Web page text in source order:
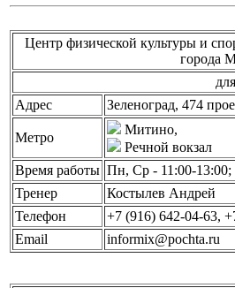
Центр физической культуры и
города
Адрес
Зеленоград, 474
Метро
Митино,
Речной вокзал
Время работы Пн, Ср - 11:00-13:00;
Тренер
Костылев Андрей
Телефон
+7 (916) 642-04-63,
Email
informix@pochta.ru